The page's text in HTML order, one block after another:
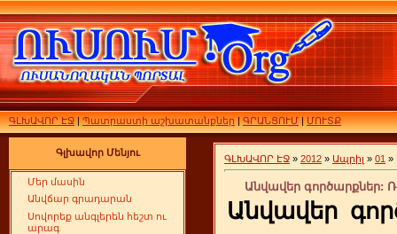
ԳԼԽԱՎՈՐ ԷՋ|Պատրաստի աշխատանքներ|ԳՐԱՆՑՈՒՄ|ՄՈՒՏՔ
Գլխավոր Մենյու
Մեր մասին
Անվճար գրադարան
Սովորեք անգլերեն հեշտ ու
արագ
ԳԼԽԱՎՈՐ ԷՋ » 2012 » Ապրիլ » 01 »
Անվավեր գործարքներ:
Անվավեր